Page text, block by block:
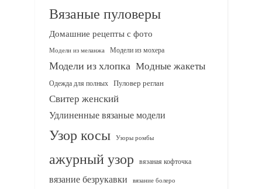
Вязаные пуловеры
Домашние рецепты с фото
Модели из меланжа Модели из мохера
Модели из хлопка Модные жакеты
Одежда для полных Пуловер реглан
Свитер женский
Удлиненные вязаные модели
Узор косы Узоры ромбы
ажурный узор вязаная кофточка
вязание безрукавки вязание болеро